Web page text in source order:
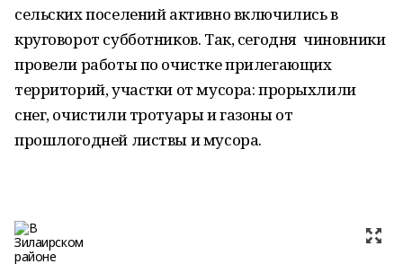
сельских поселений активно включились в
круговорот субботников. Так, сегодня чиновники
провели работы по очистке прилегающих
территорий, участки от мусора: прорыхлили
снег, очистили тротуары и газоны от
прошлогодней листвы и мусора.